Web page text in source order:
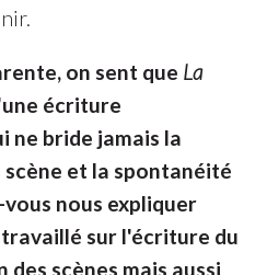
on sent que La
écriture
ne bride jamais la
et la spontanéité
nous expliquer
sur l'écriture du
scènes mais aussi